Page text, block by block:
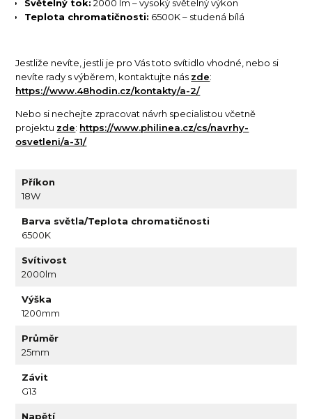
Světelný tok: 2000 lm – vysoký světelný výkon
Teplota chromatičnosti: 6500K – studená bílá
Jestliže nevíte, jestli je pro Vás toto svítidlo vhodné, nebo si
nevíte rady s výběrem, kontaktujte nás zde:
https://www.48hodin.cz/kontakty/a-2/
Nebo si nechejte zpracovat návrh specialistou včetně
projektu zde: https://www.philinea.cz/cs/navrhy-
osvetleni/a-31/
Příkon
18W
Barva světla/Teplota chromatičnosti
6500K
Svítivost
2000lm
Výška
1200mm
Průměr
25mm
Závit
G13
Napětí